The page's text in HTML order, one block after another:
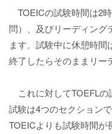
TOEICの試験時間は2
問）、及びリーディング
ます。試験中に休憩時
終了したらそのままリー
これに対してTOEFLの
試験は4つのセクション
TOEICよりも試験時間が